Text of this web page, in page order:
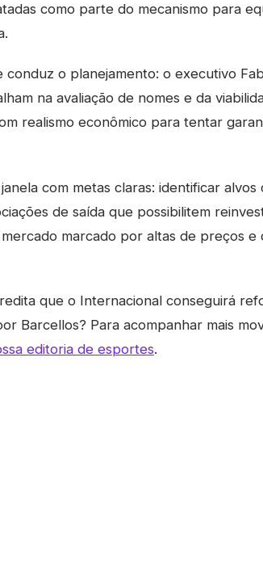
como parte do mecanismo para
conduz o planejamento: o executivo
na avaliação de nomes e da
realismo econômico para tentar
com metas claras: identificar alvos
de saída que possibilitem
marcado por altas de preços
que o Internacional conseguirá
Barcellos? Para acompanhar mais
editoria de esportes.